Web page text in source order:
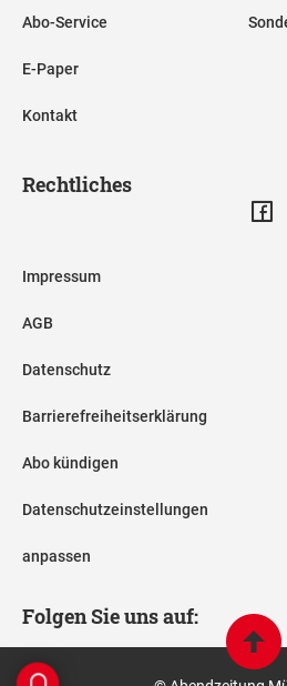
Abo-Service
E-Paper
Kontakt
Rechtliches
Impressum
AGB
Datenschutz
Barrierefreiheitserklärung
Abo kündigen
Datenschutzeinstellungen
anpassen
Folgen Sie uns auf: